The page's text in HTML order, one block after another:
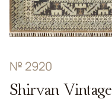
№ 2920
Shirvan Vintage